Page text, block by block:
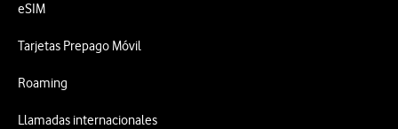
eSIM
Tarjetas Prepago Móvil
Roaming
Llamadas internacionales